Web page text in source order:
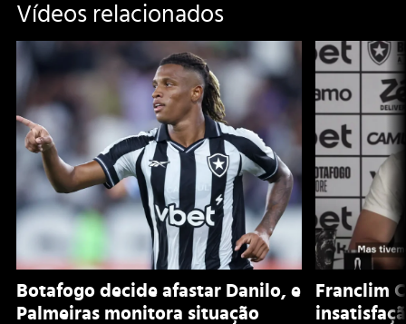
Vídeos relacionados
Botafogo decide afastar Danilo, e
Palmeiras monitora situação
Franclim